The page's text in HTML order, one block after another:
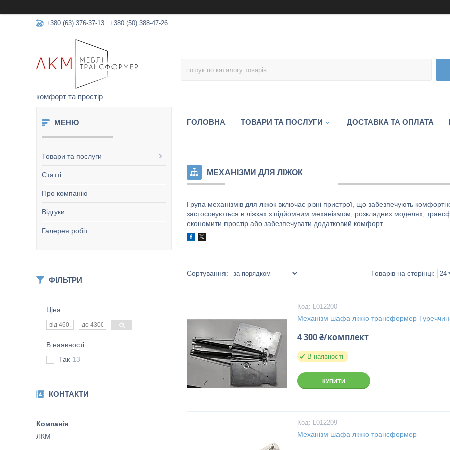
+380 (63) 376-37-13 +380 (50) 388-47-26
комфорт та простір
Товари та послуги
Статті
Про компанію
Відгуки
Галерея робіт
ФІЛЬТРИ
Ціна
В наявності
Так 13
КОНТАКТИ
ЛКМ
ГОЛОВНА ТОВАРИ ТА ПОСЛУГИ ДОСТАВКА ТА ОПЛАТА
МЕХАНІЗМИ ДЛЯ ЛІЖОК
Група механізмів для ліжок включає різні пристрої, що забезпечують
застосовуються в ліжках з підйомним механізмом, розкладних моделях,
економити простір або забезпечувати додатковий комфорт.
L012200
Механізм шафа ліжко трансформер
4 300 ₴/комплект
В наявності
КУПИТИ
L012209
Механізм шафа ліжко трансформер